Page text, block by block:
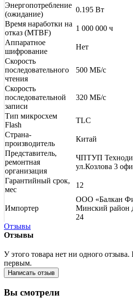
Энергопотребление
(ожидание)
0.195 Вт
Время наработки на
отказ (МТBF)
1 000 000 ч
Аппаратное
шифрование
Нет
Скорость
последовательного
чтения
500 МБ/с
Скорость
последовательной
записи
320 МБ/с
Тип микросхем
Flash
TLC
Страна-
производитель
Китай
Представитель,
ремонтная
организация
ЧПТУП
ул.Козлова 3
Гарантийный срок,
мес
12
Импортер
ООО «Балкан
Минский район
24
Отзывы
Отзывы
У этого товара нет ни одного
первым.
Написать отзыв
Вы смотрели